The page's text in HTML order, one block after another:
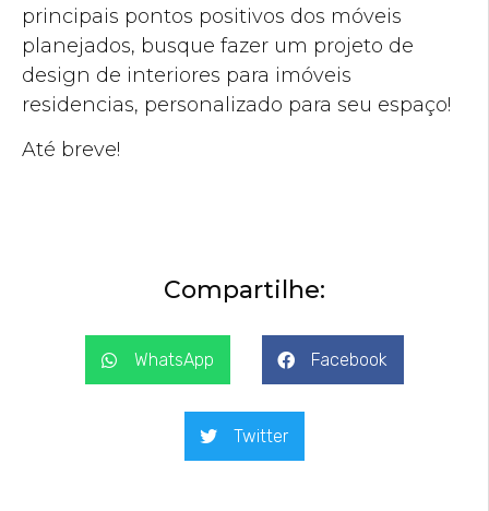
principais pontos positivos dos móveis
planejados, busque fazer um projeto de
design de interiores para imóveis
residencias, personalizado para seu espaço!
Até breve!
Compartilhe:
WhatsApp Facebook
Twitter